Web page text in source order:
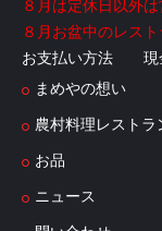
８月は定休日以外
８月お盆中のレス
お支払い方法 現金
まめやの想い
農村料理レストラ
お品
ニュース